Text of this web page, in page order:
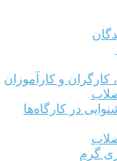
کارگران و کارآموزان
در کارگاه‌ها
گرم